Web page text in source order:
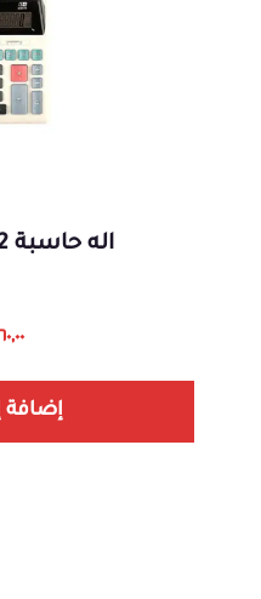
اله حاسبة 2122 CITIZETV
إضافة